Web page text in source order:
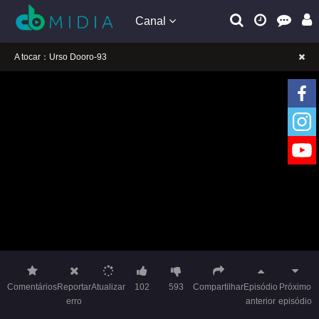
Canal
A tocar：Urso Dooro-93
ComentáriosReportar
erro
Atualizar 102 593 CompartilharEpisódio
anterior
Próximo
episódio